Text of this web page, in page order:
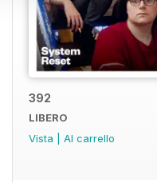
392
LIBERO
Vista
Al carrello